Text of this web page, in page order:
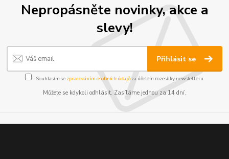
Nepropásněte novinky, akce a
slevy!
Přihlásit se
Souhlasím se zpracováním osobních údajůza účelem rozesílky newsletteru.
Můžete se kdykoli odhlásit. Zasíláme jednou za 14 dní.